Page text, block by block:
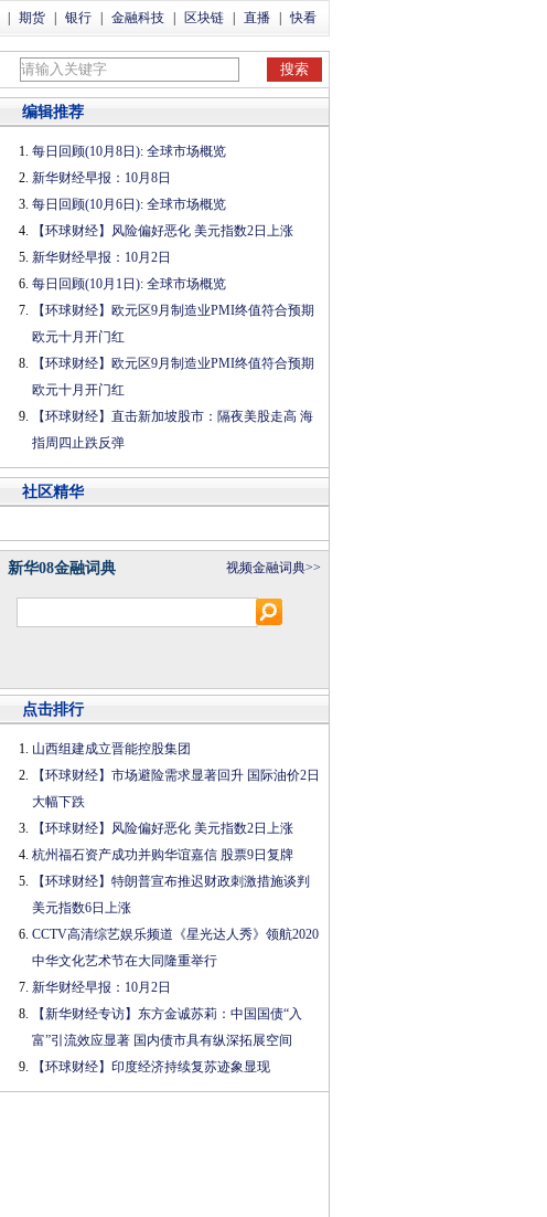
期货 银行 金融科技 区块链 直播 快看
编辑推荐
每日回顾(10月8日): 全球市场概览
新华财经早报：10月8日
每日回顾(10月6日): 全球市场概览
【环球财经】风险偏好恶化 美元指数2日上涨
新华财经早报：10月2日
每日回顾(10月1日): 全球市场概览
【环球财经】欧元区9月制造业PMI终值符合预期
欧元十月开门红
【环球财经】欧元区9月制造业PMI终值符合预期
欧元十月开门红
【环球财经】直击新加坡股市：隔夜美股走高 海
指周四止跌反弹
社区精华
新华08金融词典 视频金融词典>>
点击排行
山西组建成立晋能控股集团
【环球财经】市场避险需求显著回升 国际油价2日
大幅下跌
【环球财经】风险偏好恶化 美元指数2日上涨
杭州福石资产成功并购华谊嘉信 股票9日复牌
【环球财经】特朗普宣布推迟财政刺激措施谈判
美元指数6日上涨
CCTV高清综艺娱乐频道《星光达人秀》领航2020
中华文化艺术节在大同隆重举行
新华财经早报：10月2日
【新华财经专访】东方金诚苏莉：中国国债“入
富”引流效应显著 国内债市具有纵深拓展空间
【环球财经】印度经济持续复苏迹象显现